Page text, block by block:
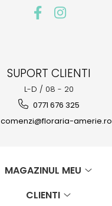
SUPORT CLIENTI
L-D / 08 - 20
0771 676 325
comenzi@floraria-amerie.ro
MAGAZINUL MEU
CLIENTI